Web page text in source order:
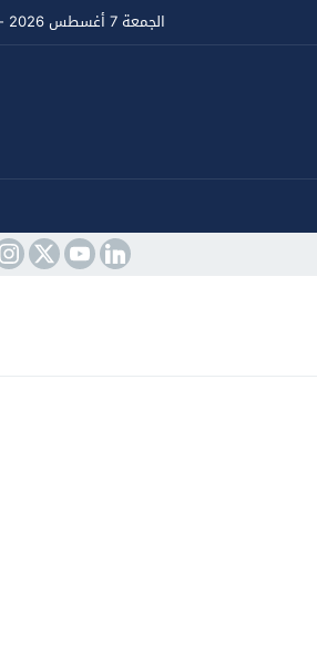
الجمعة 7 أغسطس 2026 - 9:10 صباحًا